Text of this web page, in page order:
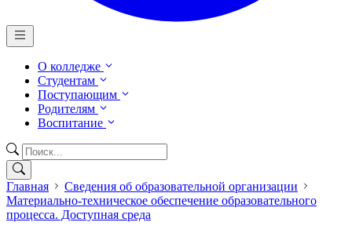
О колледже
Студентам
Поступающим
Родителям
Воспитание
Главная
Сведения об образовательной организации
Материально-техническое обеспечение образовательного
процесса. Доступная среда